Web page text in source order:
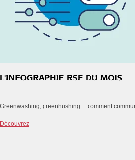
Greenwashing, greenhushing… comment
Découvrez